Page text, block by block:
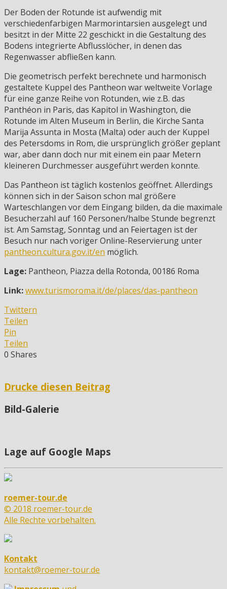
Der Boden der Rotunde ist aufwendig mit
verschiedenfarbigen Marmorintarsien ausgelegt und
besitzt in der Mitte 22 geschickt in die Gestaltung des
Bodens integrierte Abflusslöcher, in denen das
Regenwasser abfließen kann.
Die geometrisch perfekt berechnete und harmonisch
gestaltete Kuppel des Pantheon war weltweite Vorlage
für eine ganze Reihe von Rotunden, wie z.B. das
Panthéon in Paris, das Kapitol in Washington, die
Rotunde im Alten Museum in Berlin, die Kirche Santa
Marija Assunta in Mosta (Malta) oder auch der Kuppel
des Petersdoms in Rom, die ursprünglich größer geplant
war, aber dann doch nur mit einem ein paar Metern
kleineren Durchmesser ausgeführt werden konnte.
Das Pantheon ist täglich kostenlos geöffnet. Allerdings
können sich in der Saison schon mal größere
Warteschlangen vor dem Eingang bilden, da die maximale
Besucherzahl auf 160 Personen/halbe Stunde begrenzt
ist. Am Samstag, Sonntag und an Feiertagen ist der
Besuch nur nach voriger Online-Reservierung unter
pantheon.cultura.gov.it/en möglich.
Lage: Pantheon, Piazza della Rotonda, 00186 Roma
Link:www.turismoroma.it/de/places/das-pantheon
Twittern
Teilen
Pin
Teilen
0 Shares
Drucke diesen Beitrag
Bild-Galerie
Lage auf Google Maps
roemer-tour.de
© 2018 roemer-tour.de
Alle Rechte vorbehalten.
Kontakt
kontakt@roemer-tour.de